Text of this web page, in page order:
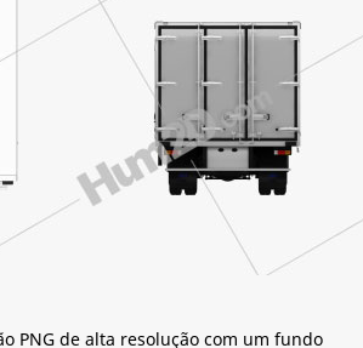
PNG de alta resolução com um fundo